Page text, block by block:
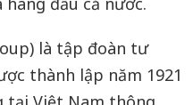
là tập đoàn tư
thành lập năm 1921